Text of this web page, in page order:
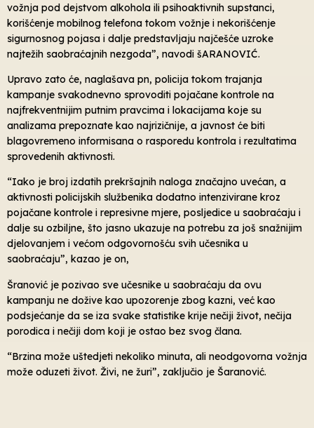
vožnja pod dejstvom alkohola ili psihoaktivnih supstanci,
korišćenje mobilnog telefona tokom vožnje i nekorišćenje
sigurnosnog pojasa i dalje predstavljaju najčešće uzroke
najtežih saobraćajnih nezgoda”, navodi šARANOVIĆ.
Upravo zato će, naglašava pn, policija tokom trajanja
kampanje svakodnevno sprovoditi pojačane kontrole na
najfrekventnijim putnim pravcima i lokacijama koje su
analizama prepoznate kao najrizičnije, a javnost će biti
blagovremeno informisana o rasporedu kontrola i rezultatima
sprovedenih aktivnosti.
“Iako je broj izdatih prekršajnih naloga značajno uvećan, a
aktivnosti policijskih službenika dodatno intenzivirane kroz
pojačane kontrole i represivne mjere, posljedice u saobraćaju i
dalje su ozbiljne, što jasno ukazuje na potrebu za još snažnijim
djelovanjem i većom odgovornošću svih učesnika u
saobraćaju”, kazao je on,
Šranović je pozivao sve učesnike u saobraćaju da ovu
kampanju ne dožive kao upozorenje zbog kazni, već kao
podsjećanje da se iza svake statistike krije nečiji život, nečija
porodica i nečiji dom koji je ostao bez svog člana.
“Brzina može uštedjeti nekoliko minuta, ali neodgovorna vožnja
može oduzeti život. Živi, ne žuri”, zaključio je Šaranović.